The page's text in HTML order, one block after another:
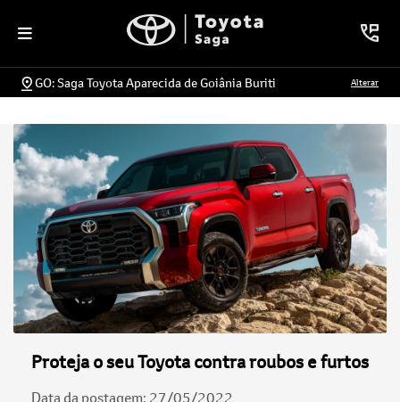
GO: Saga Toyota Aparecida de Goiânia Buriti Alterar
Proteja o seu Toyota contra roubos e furtos
Data da postagem: 27/05/2022